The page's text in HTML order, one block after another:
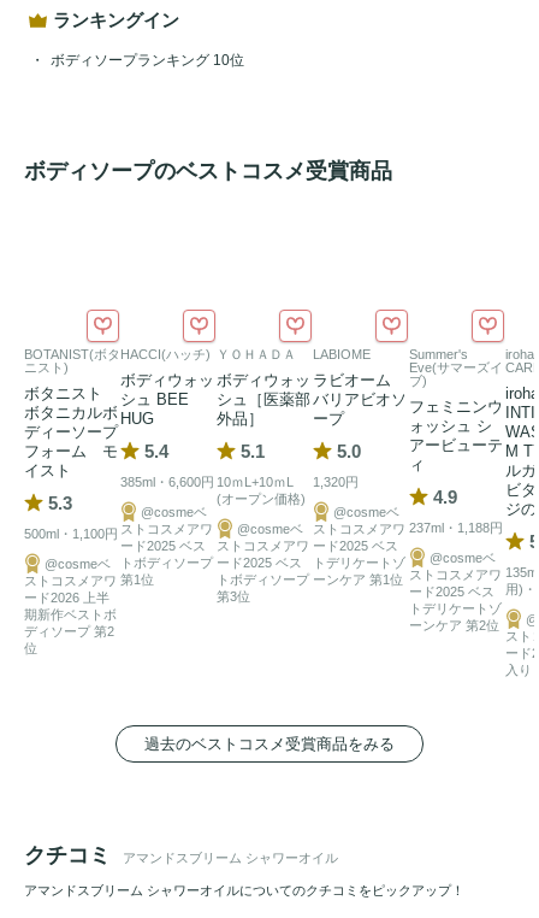
のような洗い心地。
・肌をやわらかく整えるオレイン酸が豊富なアーモンドオイ
ランキングイン
ボディソープランキング 10位
ボディソープのベストコスメ受賞商品
BOTANIST(ボタ
ニスト)
ボタニスト
ボタニカルボ
ディーソープ
フォーム モ
イスト
5.3
500ml・1,100円
@cosmeベ
ストコスメアワ
ード2026 上半
期新作ベストボ
ディソープ 第2
位
HACCI(ハッチ)
ボディウォッ
シュ BEE
HUG
5.4
385ml・6,600円
@cosmeベ
ストコスメアワ
ード2025 ベス
トボディソープ
第1位
ＹＯＨＡＤＡ
ボディウォッ
シュ［医薬部
外品］
5.1
10ｍL+10ｍL
(オープン価格)
@cosmeベ
ストコスメアワ
ード2025 ベス
トボディソープ
第3位
LABIOME
ラビオーム
バリアビオソ
ープ
5.0
1,320円
@cosmeベ
ストコスメアワ
ード2025 ベス
トデリケートゾ
ーンケア 第1位
Summer's
Eve(サマーズイ
ブ)
フェミニンウ
ォッシュ シ
アービューテ
ィ
4.9
237ml・1,188円
@cosmeベ
ストコスメアワ
ード2025 ベス
トデリケートゾ
ーンケア 第2位
iroha
iroha
M
ル
ビ
ジ
用)
スト
ード
入り
過去のベストコスメ受賞商品をみる
クチコミ アマンドスブリーム シャワーオイル
アマンドスブリーム シャワーオイルについてのクチコミをピックアップ！